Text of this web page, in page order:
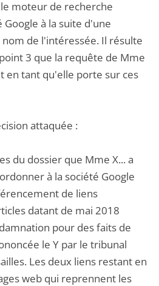
moteur de recherche
à la suite d'une
de l'intéressée. Il résulte
3 que la requête de Mme
en tant qu'elle porte sur ces
attaquée :
du dossier que Mme X... a
à la société Google
de liens
datant de mai 2018
pour des faits de
le Y par le tribunal
Les deux liens restant en
web qui reprennent les